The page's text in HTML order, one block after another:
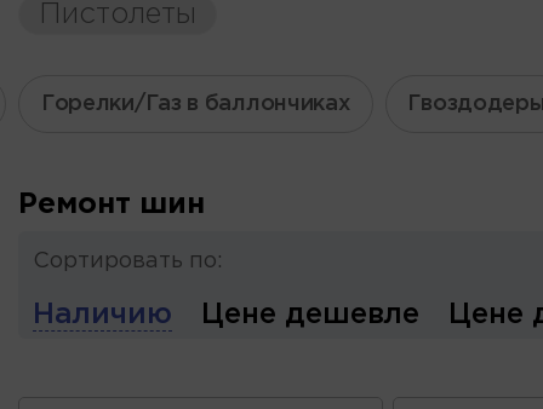
Пистолеты
Горелки/Газ в баллончиках
Ремонт шин
Сортировать по:
Наличию Цене дешевле Цене